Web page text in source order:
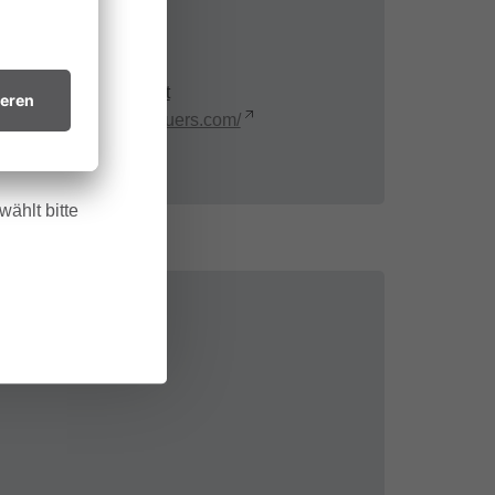
info@lechzuers.at
https://www.lechzuers.com/
bitte